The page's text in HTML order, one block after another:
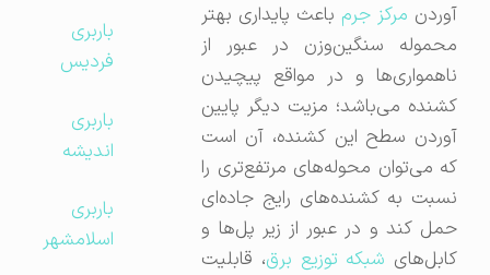
آوردنمرکز جرم باعث پایداری بهتر
محموله سنگین‌وزن در عبور از
ناهمواری‌ها و در مواقع پیچیدن
کشنده می‌باشد؛ مزیت دیگر پایین
آوردن سطح این کشنده، آن است
که می‌توان محوله‌های مرتفع‌تری را
نسبت به کشنده‌های رایج جاده‌ای
حمل کند و در عبور از زیر پل‌ها و
کابل‌هایشبکه توزیع برق ، قابلیت
باربری
فردیس
باربری
اندیشه
باربری
اسلامشهر